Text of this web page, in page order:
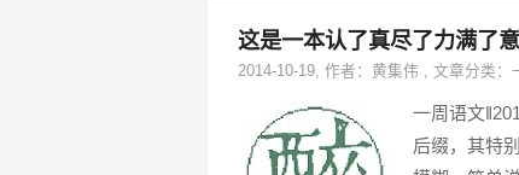
这是一本认了真尽了力满了
2014-10-19, 作者： 黄集伟 , 文章分类：
一周语文
后缀，其特